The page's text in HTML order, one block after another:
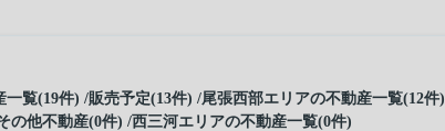
一覧(19件) 販売予定(13件) 尾張西部エリアの不動産一覧(12件)
の他不動産(0件) 西三河エリアの不動産一覧(0件)